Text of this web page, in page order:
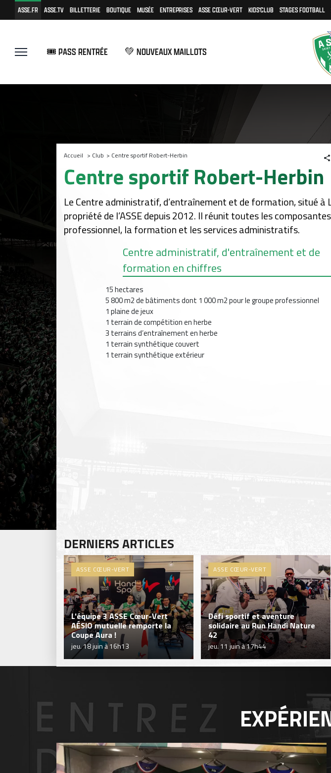
ASSE.FR ASSE.TV BILLETTERIE BOUTIQUE MUSÉE ENTREPRISES ASSE CŒUR-VERT KIDS'CLUB STAGES FOOTBALL
🎟️ PASS RENTRÉE 💚 NOUVEAUX MAILLOTS
Accueil > Club > Centre sportif Robert-Herbin
Centre sportif Robert-Herbin
Le Centre administratif, d’entraînement et de formation, situé à
propriété de l’ASSE depuis 2012. Il réunit toutes les
professionnel, la formation et les services administratifs.
Centre administratif, d'entraînement et de
formation en chiffres
15 hectares
5 800 m2 de bâtiments dont 1 000 m2 pour le groupe professionnel
1 plaine de jeux
1 terrain de compétition en herbe
3 terrains d’entraînement en herbe
1 terrain synthétique couvert
1 terrain synthétique extérieur
DERNIERS ARTICLES
ASSE CŒUR-VERT
L'équipe 3 ASSE Cœur-Vert
AÉSIO mutuelle remporte la
Coupe Aura !
jeu. 18 juin à 16h13
ASSE CŒUR-VERT
Défi sportif et aventure
solidaire au Run Handi Nature
42
jeu. 11 juin à 17h44